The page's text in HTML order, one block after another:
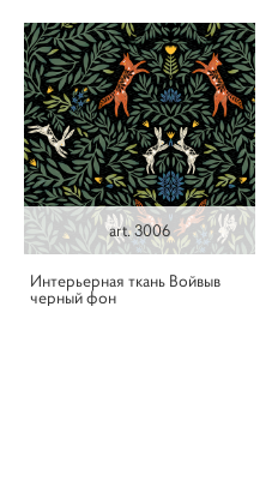
art. 3006
Интерьерная ткань Войвыв
черный фон